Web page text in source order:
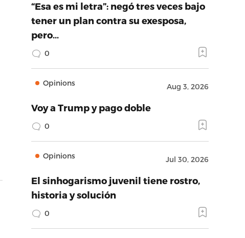
“Esa es mi letra”: negó tres veces bajo
tener un plan contra su exesposa,
pero…
0
Opinions Aug 3, 2026
Voy a Trump y pago doble
0
Opinions Jul 30, 2026
El sinhogarismo juvenil tiene rostro,
historia y solución
0